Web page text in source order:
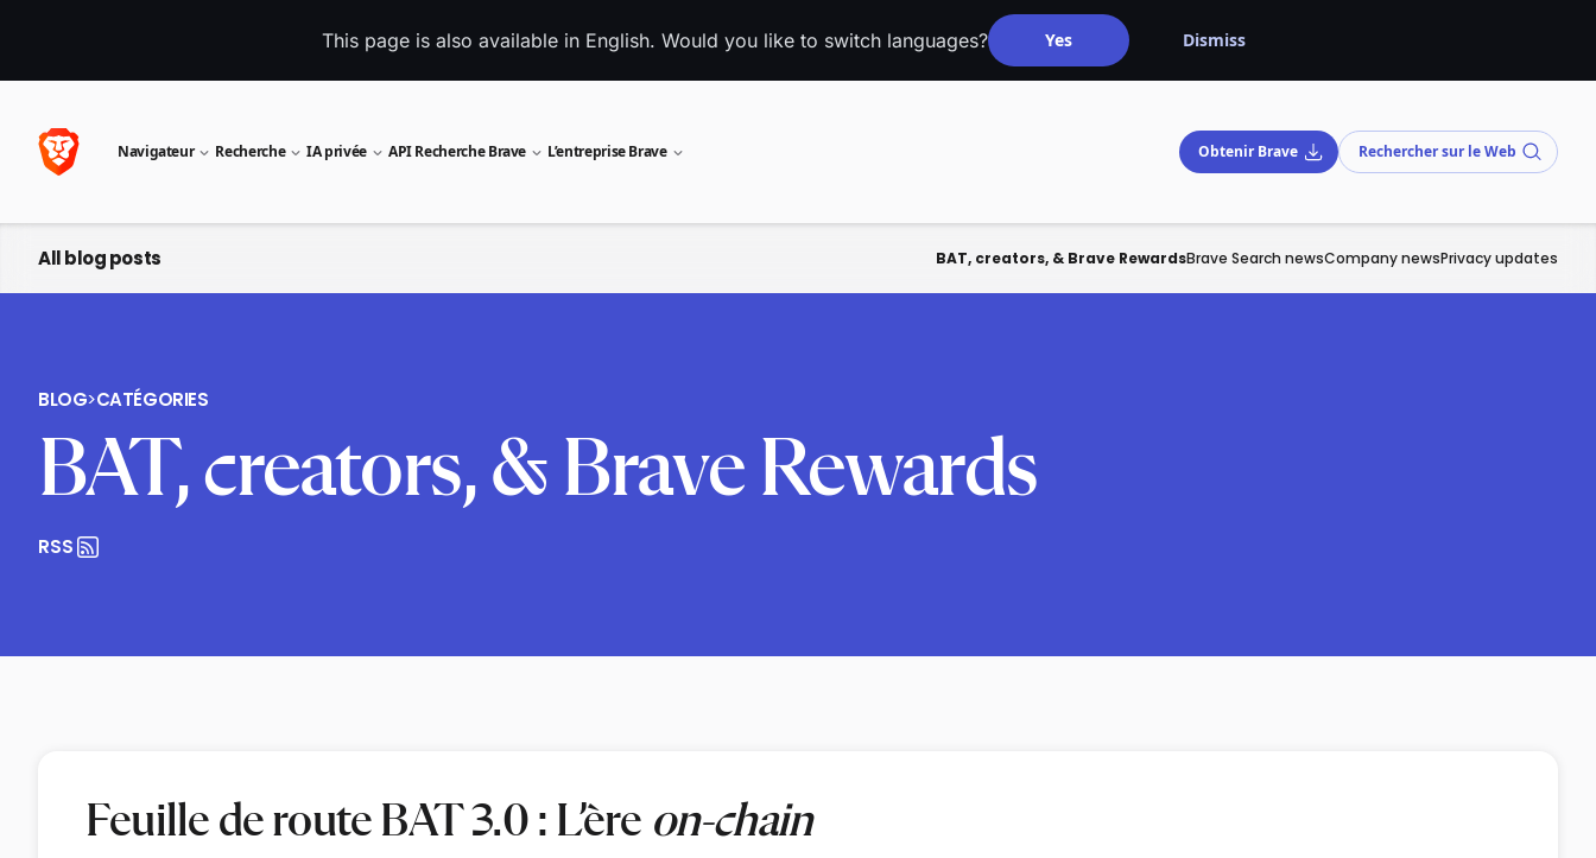
This page is also available in English. Would you like to switch languages? Yes Dismiss
Navigateur Recherche IA privée API Recherche Brave L’entreprise Brave Obtenir Brave Rechercher sur le Web
All blog posts BAT, creators, & Brave RewardsBrave Search newsCompany newsPrivacy updates
BLOG>CATÉGORIES
BAT, creators, & Brave Rewards
RSS
Feuille de route BAT 3.0 : L’ère on-chain